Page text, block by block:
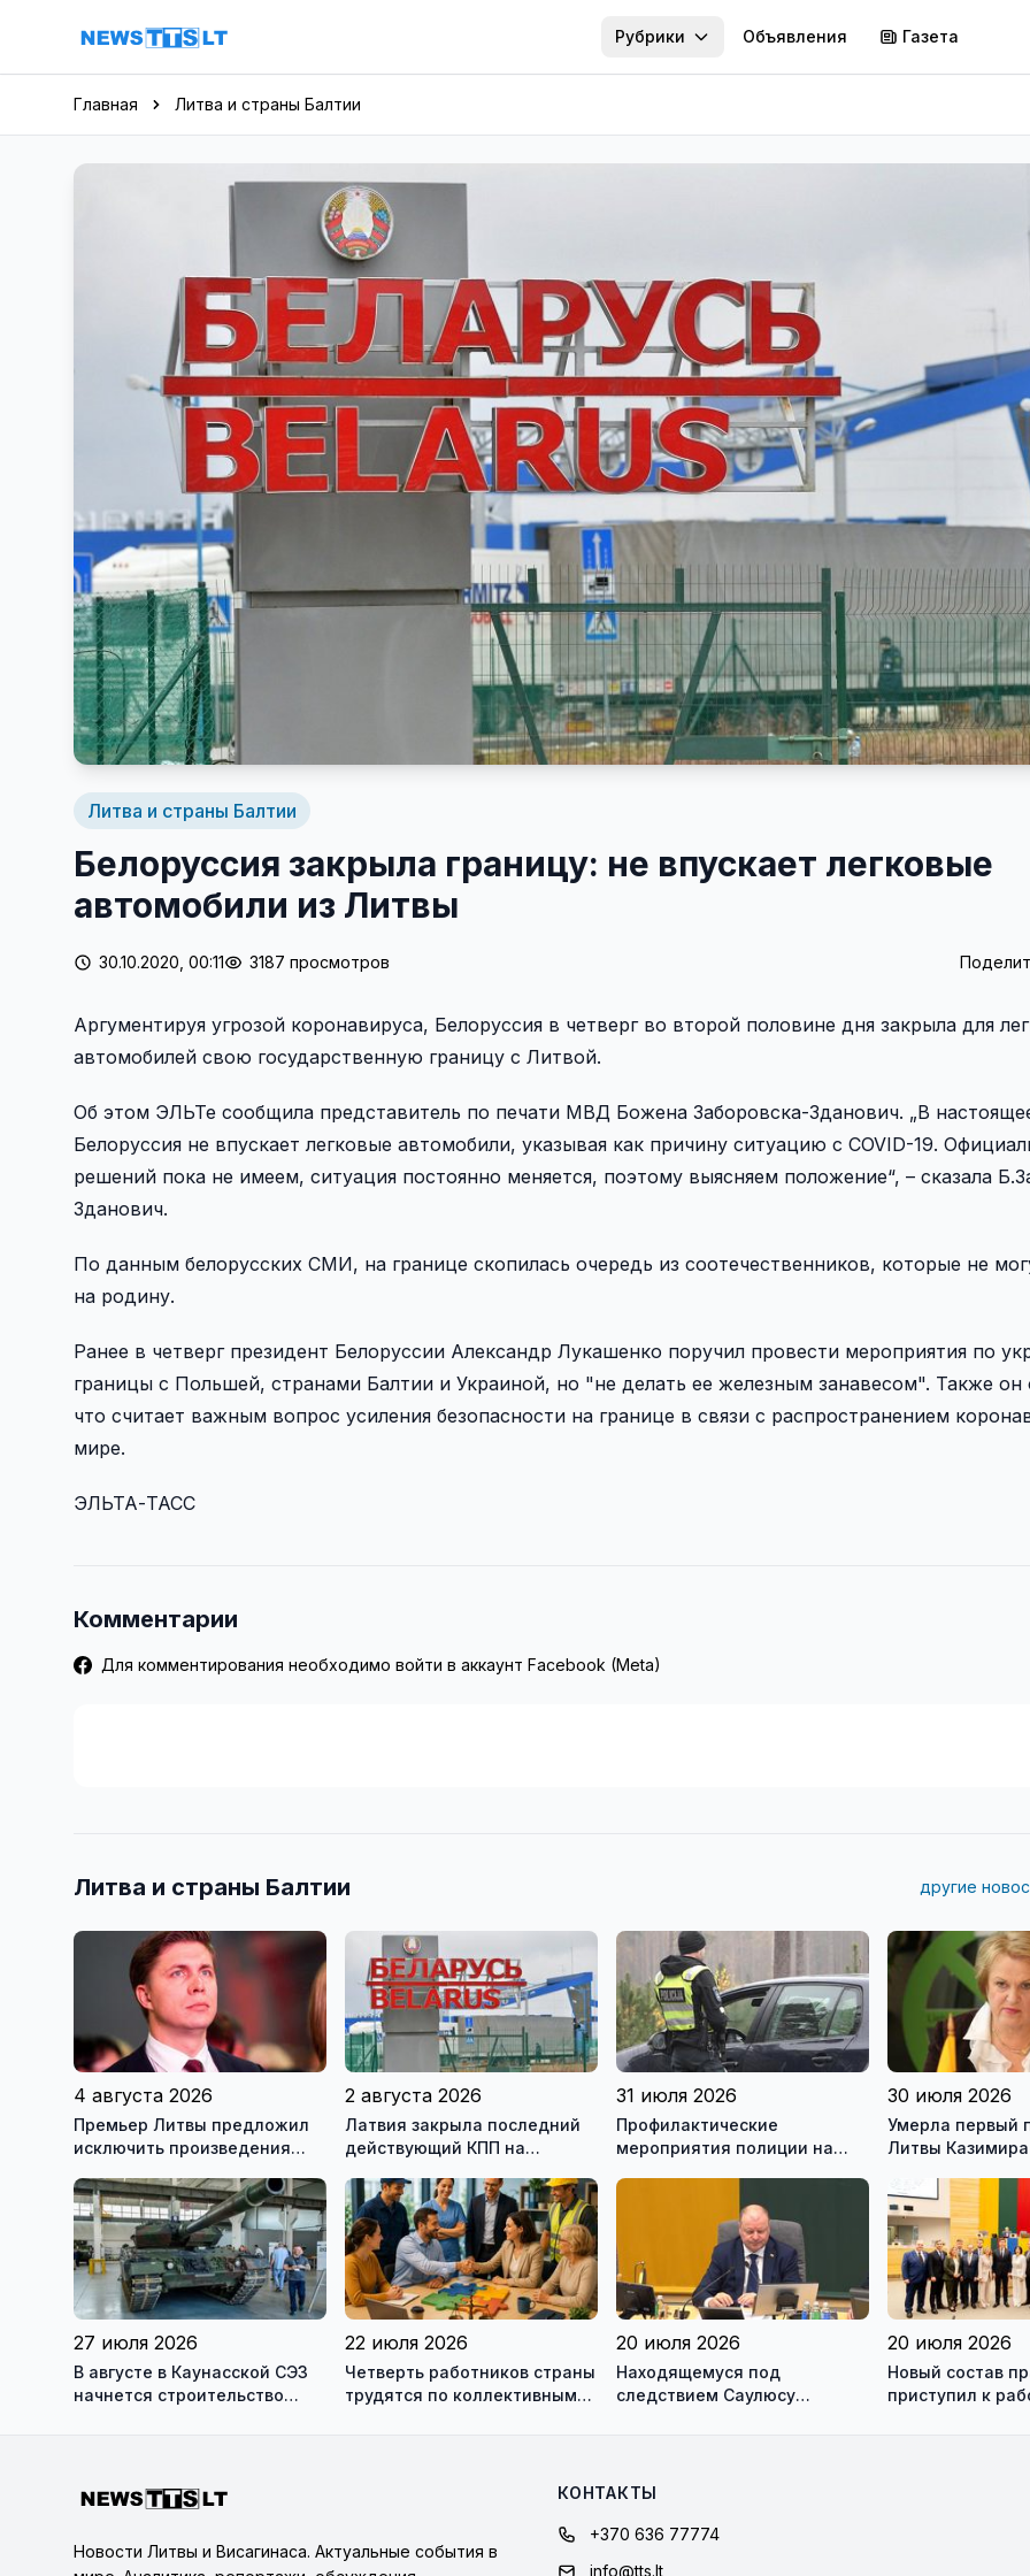
Перейти к содержимому
Рубрики Объявления Газета
Главная Литва и страны Балтии
Литва и страны Балтии
Белоруссия закрыла границу: не впускает легковые
автомобили из Литвы
30.10.2020, 00:11 3187 просмотров
Аргументируя угрозой коронавируса, Белоруссия в четверг во второй половине дня закрыла для
автомобилей свою государственную границу с Литвой.
Об этом ЭЛЬТе сообщила представитель по печати МВД Божена Заборовска-Зданович. „В
Белоруссия не впускает легковые автомобили, указывая как причину ситуацию с COVID-19.
решений пока не имеем, ситуация постоянно меняется, поэтому выясняем положение“, – сказала
Зданович.
По данным белорусских СМИ, на границе скопилась очередь из соотечественников, которые не
на родину.
Ранее в четверг президент Белоруссии Александр Лукашенко поручил провести мероприятия по
границы с Польшей, странами Балтии и Украиной, но "не делать ее железным занавесом". Также он
что считает важным вопрос усиления безопасности на границе в связи с распространением
мире.
ЭЛЬТА-ТАСС
Комментарии
Для комментирования необходимо войти в аккаунт Facebook (Meta)
Литва и страны Балтии другие
4 августа 2026
Премьер Литвы предложил
исключить произведения
рекомендуемой литературы
2 августа 2026
Латвия закрыла последний
действующий КПП на
31 июля 2026
Профилактические
мероприятия полиции на
30 июля 2026
Умерла первый
Литвы
27 июля 2026
В августе в Каунасской СЭЗ
начнется строительство
22 июля 2026
Четверть работников страны
трудятся по коллективным
20 июля 2026
Находящемуся под
следствием Саулюсу
20 июля 2026
Новый состав
приступил к
Новости Литвы и Висагинаса. Актуальные события в
КОНТАКТЫ
+370 636 77774
info@tts.lt